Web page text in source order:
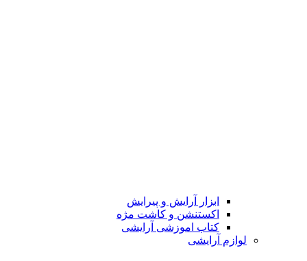
ابزار آرایش و پیرایش
اکستنشن و کاشت مژه
کتاب اموزشی آرایشی
لوازم آرایشی